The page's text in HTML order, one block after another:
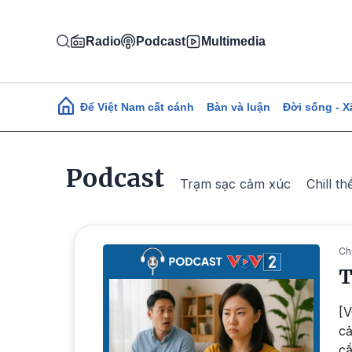
Radio Podcast Multimedia
Main navigation
Để Việt Nam cất cánh Bàn và luận Đời sống -
Podcast Trạm sạc cảm xúc Chill